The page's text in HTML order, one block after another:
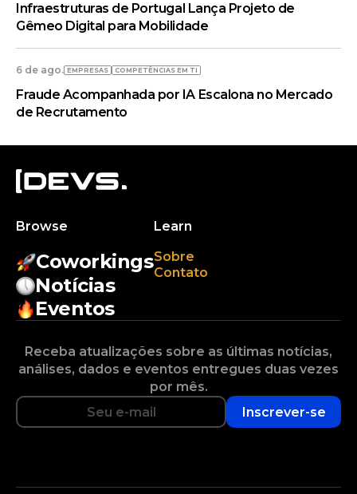
Infraestruturas de Portugal Lança Projeto de
Gêmeo Digital para Mobilidade
6 de ago. EMPRESAS COMPETÊNCIAS EM TI
Fraude Acompanhada por IA Escalona no Mercado
de Recrutamento
Browse
Coworkings
Notícias
Eventos
Learn
Sobre
Contato
Receba atualizações sobre as últimas notícias,
análises, dados e eventos entregues duas vezes
por mês.
Inscrever-se